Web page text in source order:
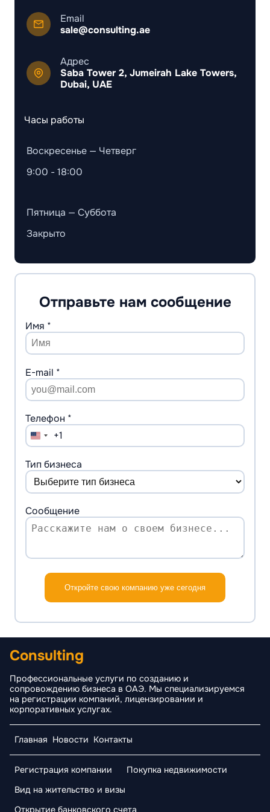
Email
sale@consulting.ae
Адрес
Saba Tower 2, Jumeirah Lake Towers,
Dubai, UAE
Часы работы
Воскресенье — Четверг
9:00 - 18:00
Пятница — Суббота
Закрыто
Отправьте нам сообщение
Имя *
E-mail *
Телефон *
United
States
+1
+1
Тип бизнеса
Сообщение
Откройте свою компанию уже сегодня
Consulting
Профессиональные услуги по созданию и
сопровождению бизнеса в ОАЭ. Мы специализируемся
на регистрации компаний, лицензировании и
корпоративных услугах.
Главная Новости Контакты
Регистрация компании
Покупка недвижимости
Вид на жительство и визы
Открытие банковского счета